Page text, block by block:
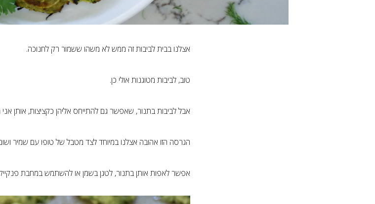
אצלנו בבית לביבות זה ממש לא משהו ששמור רק לחנוכה.
טוב, לביבות מטוגנות אולי כן.
אבל לביבות בתנור, שאפשר גם להתייחס אליהן כקציצות, אותן
הגרסה הזו אהובה אצלנו במיוחד לצד מטבל של טופו עם שמיר
אפשר לאפות אותן בתנור, לטגן בשמן או להשתמש במחבת